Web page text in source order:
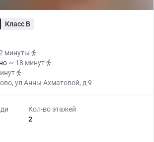
Класс B
минуты
~ 18 минут
ул Анны Ахматовой, д 9
Кол-во этажей
2